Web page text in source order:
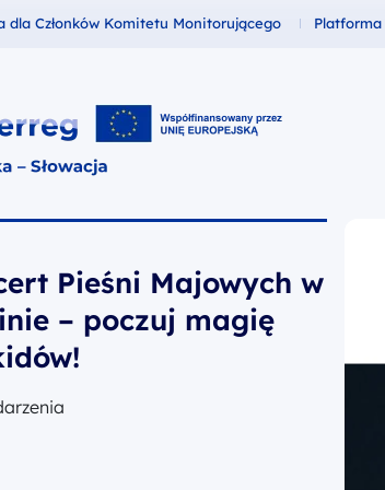
dla
dla Członków Komitetu Monitorującego
Polska – Słowacja 2021-2027
Pieśni Majowych w
– poczuj magię